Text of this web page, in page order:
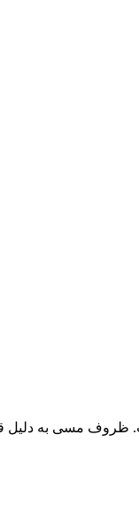
مسی به دلیل